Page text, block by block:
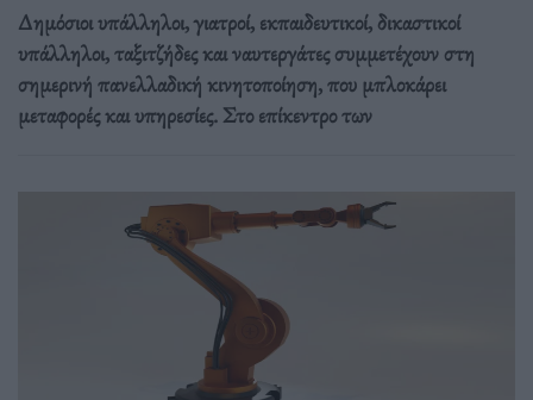
Δημόσιοι υπάλληλοι, γιατροί, εκπαιδευτικοί, δικαστικοί
υπάλληλοι, ταξιτζήδες και ναυτεργάτες συμμετέχουν στη
σημερινή πανελλαδική κινητοποίηση, που μπλοκάρει
μεταφορές και υπηρεσίες. Στο επίκεντρο των